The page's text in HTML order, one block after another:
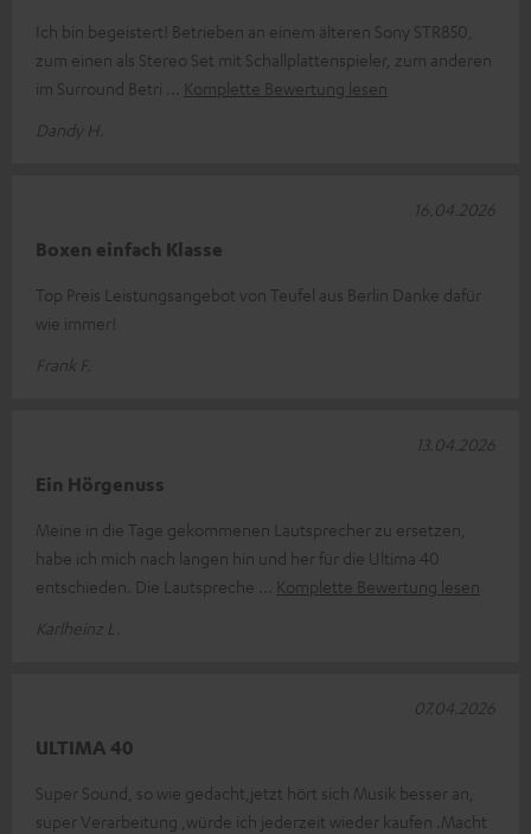
Ich bin begeistert! Betrieben an einem älteren Sony STR850,
zum einen als Stereo Set mit Schallplattenspieler, zum anderen
im Surround Betri
Komplette Bewertung lesen
Dandy H.
Boxen einfach Klasse
Top Preis Leistungsangebot von Teufel aus Berlin Danke dafür
wie immer!
Frank F.
16.04.2026
Ein Hörgenuss
Meine in die Tage gekommenen Lautsprecher zu ersetzen,
habe ich mich nach langen hin und her für die Ultima 40
entschieden. Die Lautspreche
Komplette Bewertung lesen
Karlheinz L.
13.04.2026
ULTIMA 40
Super Sound, so wie gedacht,jetzt hört sich Musik besser an,
super Verarbeitung ,würde ich jederzeit wieder kaufen .Macht
07.04.2026